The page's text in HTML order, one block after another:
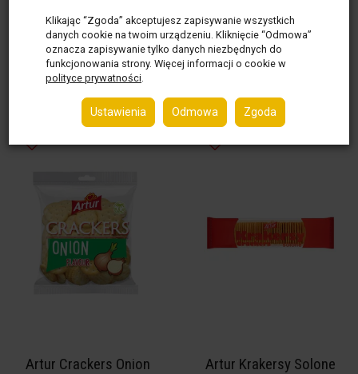
Do koszyka
Artur Crackers Onion
Artur Krakersy Solone
Klikając “Zgoda” akceptujesz zapisywanie wszystkich
danych cookie na twoim urządzeniu. Kliknięcie “Odmowa”
oznacza zapisywanie tylko danych niezbędnych do
funkcjonowania strony. Więcej informacji o cookie w
polityce prywatności
Ustawienia Odmowa Zgoda